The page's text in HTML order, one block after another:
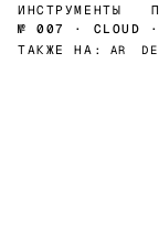
ИНСТРУМЕНТЫ
№ 007 · CLOUD ·
ТАКЖЕ НА:
AR DE